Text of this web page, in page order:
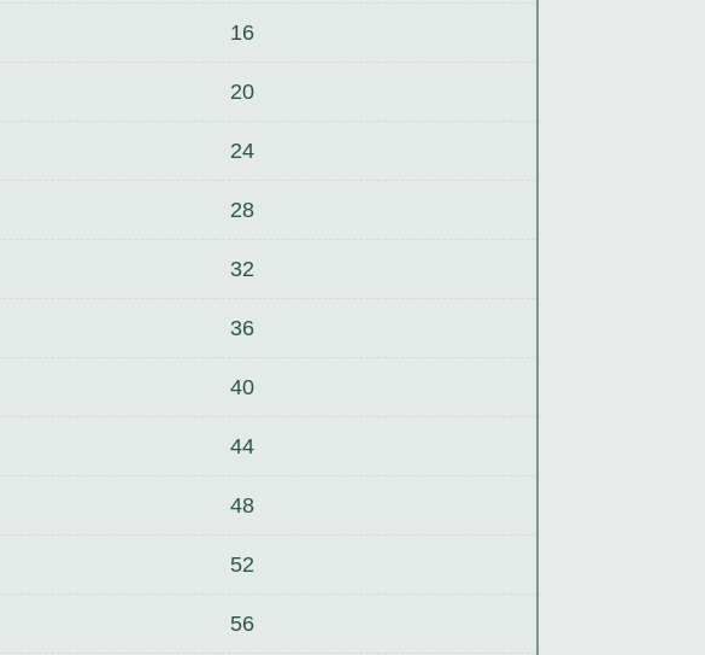
16
20
24
28
32
36
40
44
48
52
56